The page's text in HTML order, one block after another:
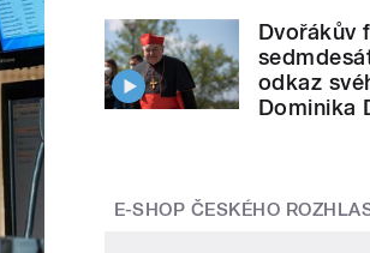
Dvořákův
odkaz
Dominika
E-SHOP ČESKÉHO